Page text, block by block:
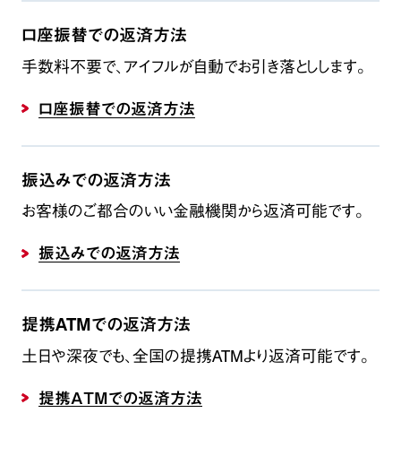
口座振替での返済方法
手数料不要で、アイフルが自動でお引き落としします。
口座振替での返済方法
振込みでの返済方法
お客様のご都合のいい金融機関から返済可能です。
振込みでの返済方法
提携ATMでの返済方法
土日や深夜でも、全国の提携ATMより返済可能です。
提携ATMでの返済方法